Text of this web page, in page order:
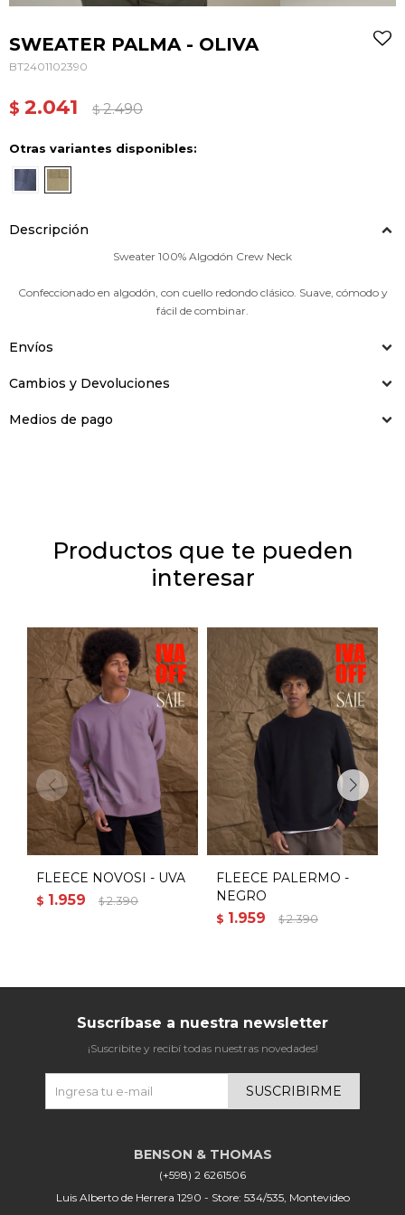
SWEATER PALMA - OLIVA
BT2401102390
$ 2.041 $ 2.490
Otras variantes disponibles:
Descripción
Sweater 100% Algodón Crew Neck
Confeccionado en algodón, con cuello redondo clásico. Suave, cómodo y
fácil de combinar.
Envíos
Cambios y Devoluciones
Medios de pago
Productos que te pueden
interesar
FLEECE NOVOSI - UVA
$ 1.959 $ 2.390
FLEECE PALERMO -
NEGRO
$ 1.959 $ 2.390
(+598) 2 6261506
Luis Alberto de Herrera 1290 - Store: 534/535, Montevideo
Suscríbase a nuestra newsletter
¡Suscribite y recibí todas nuestras novedades!
SUSCRIBIRME